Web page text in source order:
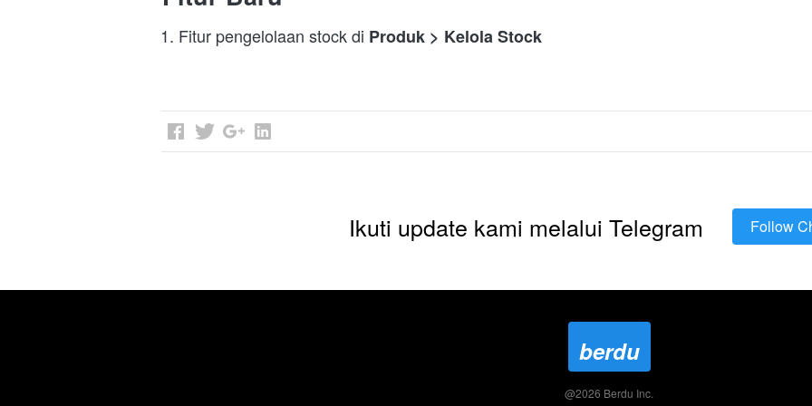
Fitur pengelolaan stock di Produk > Kelola Stock
Ikuti update kami melalui Telegram `Follow
berdu
@2026 Berdu Inc.